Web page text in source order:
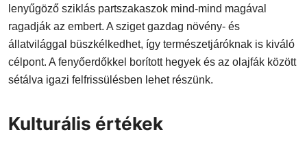
lenyűgöző sziklás partszakaszok mind-mind magával
ragadják az embert. A sziget gazdag növény- és
állatvilággal büszkélkedhet, így természetjáróknak is kiváló
célpont. A fenyőerdőkkel borított hegyek és az olajfák között
sétálva igazi felfrissülésben lehet részünk.
Kulturális értékek